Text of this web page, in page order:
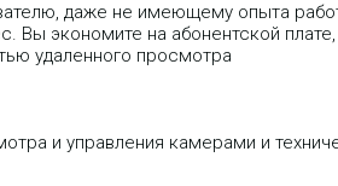
даже не имеющему опыта
Вы экономите на абонентской плате,
удаленного просмотра
и управления камерами и